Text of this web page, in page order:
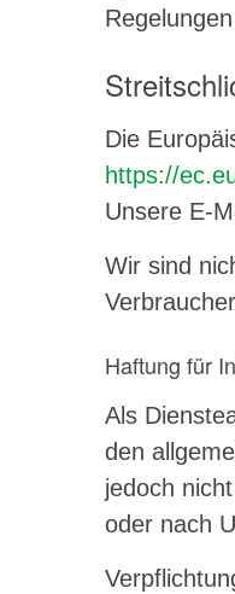
Die
https://
Unsere E-
Wir sind
Haftung für
Als
den
jedoch
oder nach